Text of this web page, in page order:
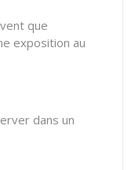
que
exposition au
dans un